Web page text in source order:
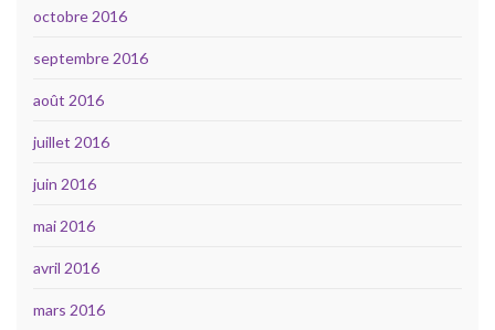
octobre 2016
septembre 2016
août 2016
juillet 2016
juin 2016
mai 2016
avril 2016
mars 2016